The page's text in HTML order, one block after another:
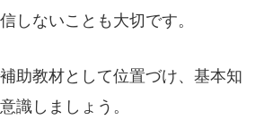
しないことも大切です。
助教材として位置づけ、基本知
識しましょう。